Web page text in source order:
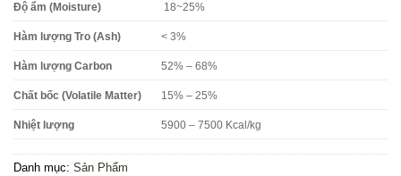
Độ ẩm (Moisture) 18~25%
Hàm lượng Tro (Ash) < 3%
Hàm lượng Carbon 52% – 68%
Chất bốc (Volatile Matter) 15% – 25%
Nhiệt lượng 5900 – 7500 Kcal/kg
Danh mục: Sản Phẩm